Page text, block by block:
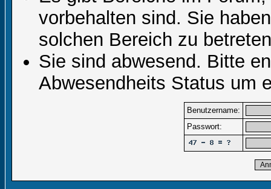
vorbehalten sind. Sie
solchen Bereich zu
Sie sind abwesend. Bitte
Abwesendheits Status um
Benutzername:
Passwort: